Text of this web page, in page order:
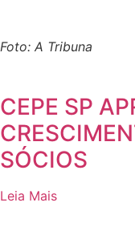
Foto: A Tribuna
CEPE SP
SÓCIOS
Leia Mais